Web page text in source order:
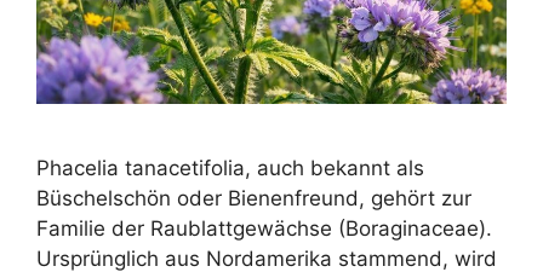
Phacelia tanacetifolia, auch bekannt als
Büschelschön oder Bienenfreund, gehört zur
Familie der Raublattgewächse (Boraginaceae).
Ursprünglich aus Nordamerika stammend, wird